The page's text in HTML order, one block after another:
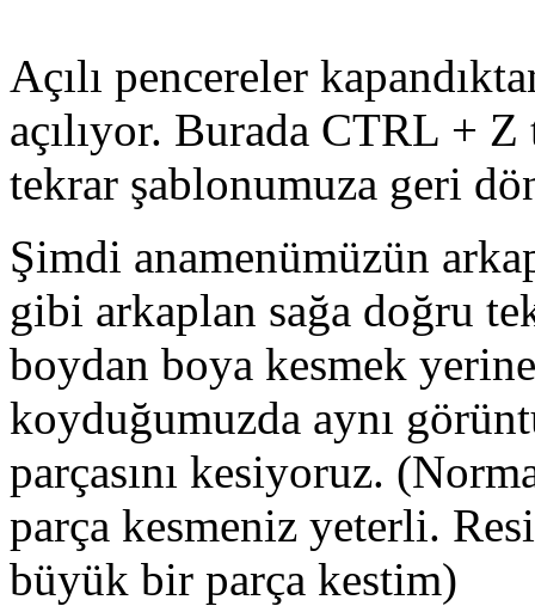
Açılı pencereler
açılıyor. Burada CTRL + Z
tekrar şablonumuza geri
Şimdi anamenümüzün
gibi arkaplan sağa doğru
boydan boya kesmek
koyduğumuzda aynı
parçasını kesiyoruz.
parça kesmeniz yeterli.
büyük bir parça kestim)